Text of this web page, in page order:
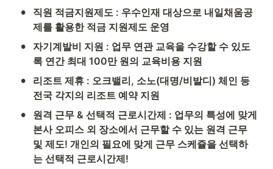
•
직원 적금지원제도 : 우수인재 대상으로 내일채움공
제를 활용한 적금 지원제도 운영
• 자기계발비 지원 : 업무 연관 교육을 수강할 수 있도
록 연간 최대 100만 원의 교육비용 지원
•
리조트 제휴 : 오크밸리, 소노(대명/비발디) 체인 등
전국 각지의 리조트 예약 지원
•
원격 근무 & 선택적 근로시간제 : 업무의 특성에 맞게
본사 오피스 외 장소에서 근무할 수 있는 원격 근무
및 제도! 개인의 필요에 맞게 근무 스케쥴을 선택하
는 선택적 근로시간제!